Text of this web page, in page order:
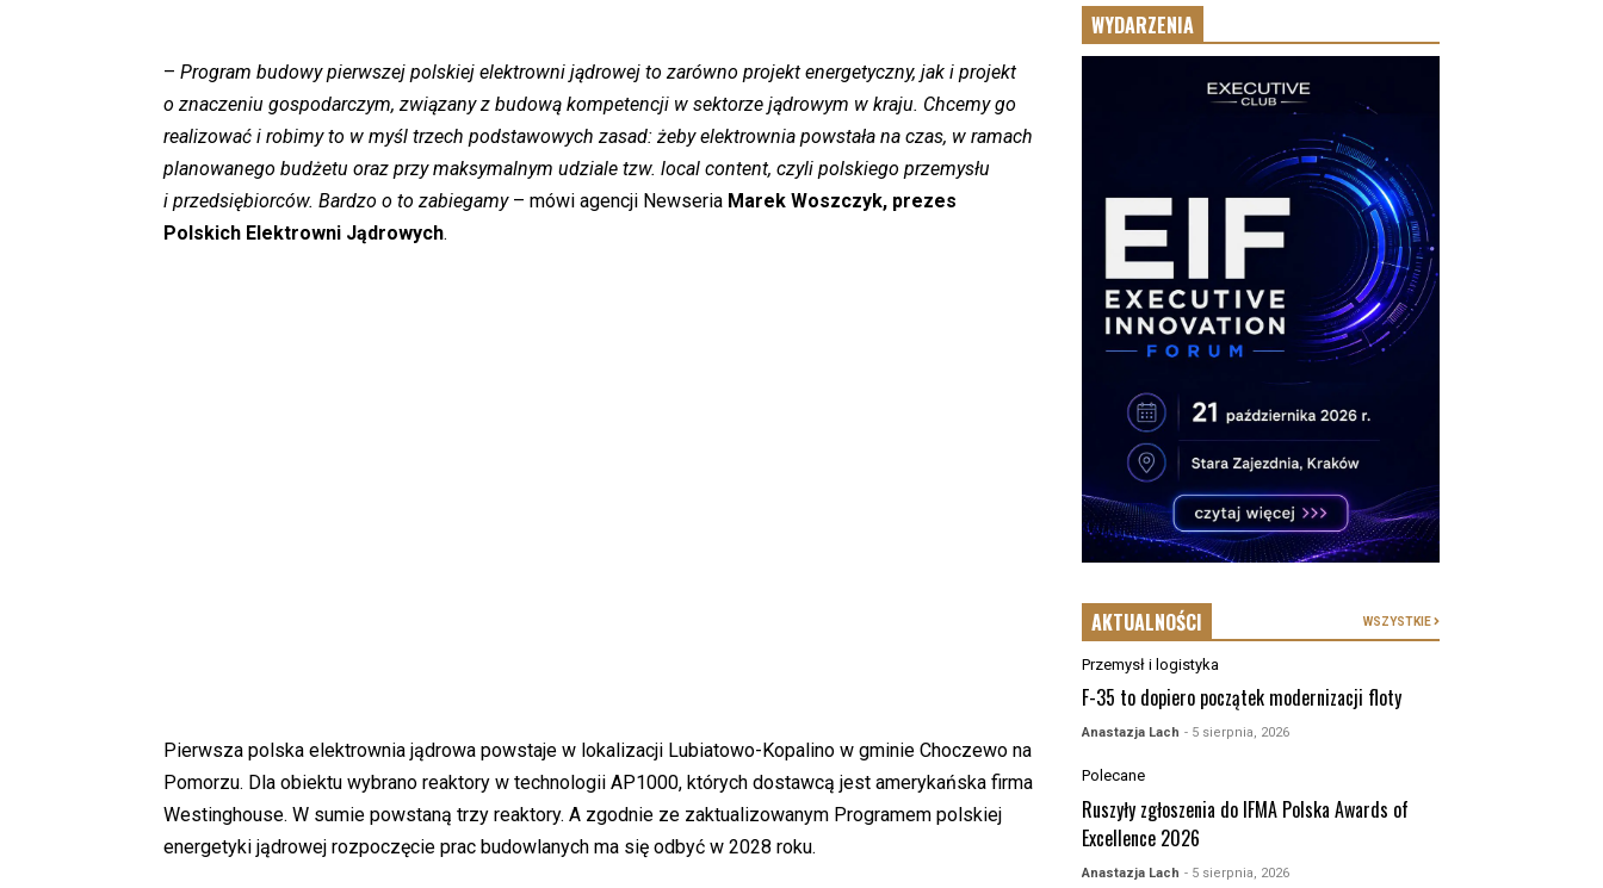
– Program budowy pierwszej polskiej elektrowni jądrowej to zarówno projekt energetyczny, jak i projekt
o znaczeniu gospodarczym, związany z budową kompetencji w sektorze jądrowym w kraju. Chcemy go
realizować i robimy to w myśl trzech podstawowych zasad: żeby elektrownia powstała na czas, w ramach
planowanego budżetu oraz przy maksymalnym udziale tzw. local content, czyli polskiego przemysłu
i przedsiębiorców. Bardzo o to zabiegamy– mówi agencji Newseria Marek Woszczyk, prezes
Polskich Elektrowni Jądrowych.
Pierwsza polska elektrownia jądrowa powstaje w lokalizacji Lubiatowo-Kopalino w gminie Choczewo na
Pomorzu. Dla obiektu wybrano reaktory w technologii AP1000, których dostawcą jest amerykańska firma
Westinghouse. W sumie powstaną trzy reaktory. A zgodnie ze zaktualizowanym Programem polskiej
energetyki jądrowej rozpoczęcie prac budowlanych ma się odbyć w 2028 roku.
WYDARZENIA
AKTUALNOŚCI WSZYSTKIE
Przemysł i logistyka
F-35 to dopiero początek modernizacji floty
Anastazja Lach - 5 sierpnia, 2026
Polecane
Ruszyły zgłoszenia do IFMA Polska Awards of
Excellence 2026
Anastazja Lach - 5 sierpnia, 2026